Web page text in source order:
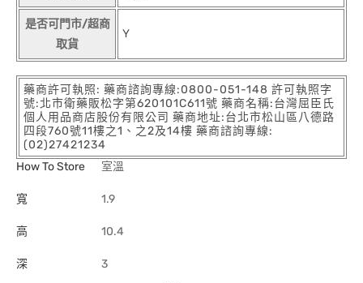
是否可門市/超商
取貨
Y
藥商許可執照: 藥商諮詢專線:0800-051-148 許可執照字
號:北市衛藥販松字第620101C611號 藥商名稱:台灣屈臣氏
個人用品商店股份有限公司 藥商地址:台北市松山區八德路
四段760號11樓之1、之2及14樓 藥商諮詢專線:
(02)27421234
How To Store
室溫
寬 1.9
高 10.4
深 3